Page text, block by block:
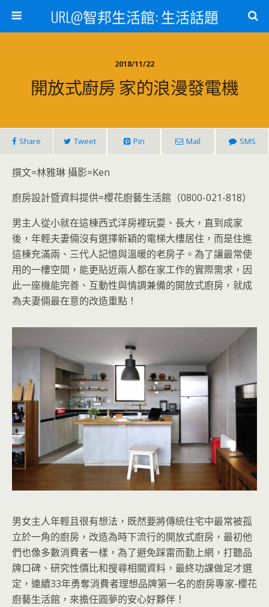
URL@智邦生活館: 生活話題
2018/11/22
開放式廚房 家的浪漫發電機
Share Tweet Pin Mail SMS
撰文=林雅琳 攝影=Ken
廚房設計暨資料提供=櫻花廚藝生活館（0800-021-818）
男主人從小就在這棟西式洋房裡玩耍、長大，直到成家
後，年輕夫妻倆沒有選擇新穎的電梯大樓居住，而是住進
這棟充滿兩、三代人記憶與溫暖的老房子。為了讓最常使
用的一樓空間，能更貼近兩人都在家工作的實際需求，因
此一座機能完善、互動性與情調兼備的開放式廚房，就成
為夫妻倆最在意的改造重點！
男女主人年輕且很有想法，既然要將傳統住宅中最常被孤
立於一角的廚房，改造為時下流行的開放式廚房，最初他
們也像多數消費者一樣，為了避免踩雷而勤上網，打聽品
牌口碑、研究性價比和搜尋相關資料，最終功課做足才選
定，連續33年勇奪消費者理想品牌第一名的廚房專家-櫻花
廚藝生活館，來擔任圓夢的安心好夥伴！